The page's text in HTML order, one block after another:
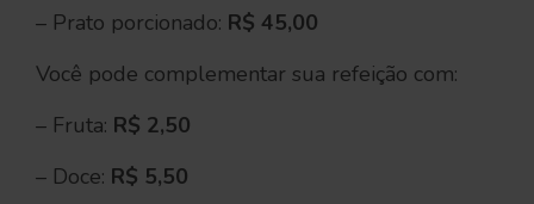
– Prato porcionado: R$ 45,00
Você pode complementar sua refeição com:
– Fruta: R$ 2,50
– Doce: R$ 5,50